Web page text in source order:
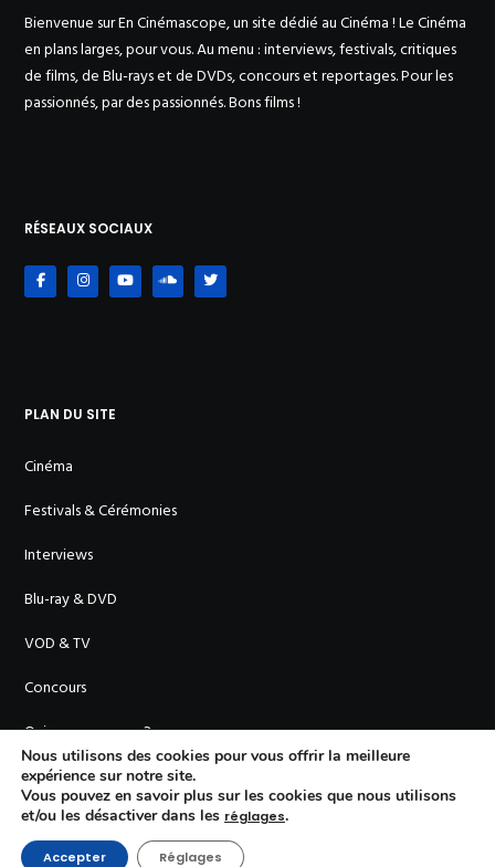
Bienvenue sur En Cinémascope, un site dédié au Cinéma ! Le Cinéma
en plans larges, pour vous. Au menu : interviews, festivals, critiques
de films, de Blu-rays et de DVDs, concours et reportages. Pour les
passionnés, par des passionnés. Bons films !
RÉSEAUX SOCIAUX
PLAN DU SITE
Cinéma
Festivals & Cérémonies
Interviews
Blu-ray & DVD
VOD & TV
Concours
Qui sommes-nous ?
Nous utilisons des cookies pour vous offrir la meilleure
expérience sur notre site.
Vous pouvez en savoir plus sur les cookies que nous utilisons
et/ou les désactiver dans les réglages.
Accepter Réglages